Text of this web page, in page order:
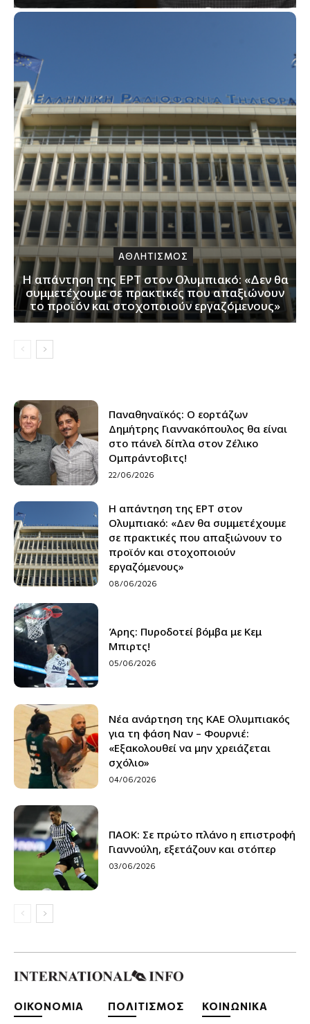
ΑΘΛΗΤΙΣΜΟΣ
Η απάντηση της ΕΡΤ στον Ολυμπιακό: «Δεν θα
συμμετέχουμε σε πρακτικές που απαξιώνουν
το προϊόν και στοχοποιούν εργαζόμενους»
Παναθηναϊκός: Ο εορτάζων
Δημήτρης Γιαννακόπουλος θα είναι
στο πάνελ δίπλα στον Ζέλικο
Ομπράντοβιτς!
22/06/2026
Η απάντηση της ΕΡΤ στον
Ολυμπιακό: «Δεν θα συμμετέχουμε
σε πρακτικές που απαξιώνουν το
προϊόν και στοχοποιούν
εργαζόμενους»
08/06/2026
Άρης: Πυροδοτεί βόμβα με Κεμ
Μπιρτς!
05/06/2026
Νέα ανάρτηση της ΚΑΕ Ολυμπιακός
για τη φάση Ναν – Φουρνιέ:
«Εξακολουθεί να μην χρειάζεται
σχόλιο»
04/06/2026
ΠΑΟΚ: Σε πρώτο πλάνο η επιστροφή
Γιαννούλη, εξετάζουν και στόπερ
03/06/2026
ΟΙΚΟΝΟΜΙΑ ΠΟΛΙΤΙΣΜΟΣ ΚΟΙΝΩΝΙΚΑ